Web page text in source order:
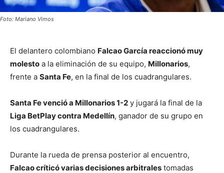
Foto: Mariano Vimos
El delantero colombiano Falcao García reaccionó muy
molesto a la eliminación de su equipo, Millonarios,
frente a Santa Fe, en la final de los cuadrangulares.
Santa Fe venció a Millonarios 1-2 y jugará la final de la
Liga BetPlay contra Medellín, ganador de su grupo en
los cuadrangulares.
Durante la rueda de prensa posterior al encuentro,
Falcao críticó varias decisiones arbitrales tomadas